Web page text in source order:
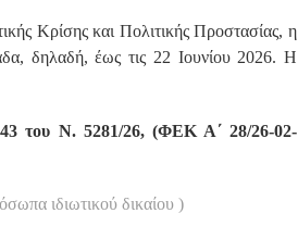
Κρίσης και Πολιτικής Προστασίας, η
δηλαδή, έως τις 22 Ιουνίου 2026. Η
του Ν. 5281/26, (ΦΕΚ Α΄ 28/26-02-
ιδιωτικού δικαίου )